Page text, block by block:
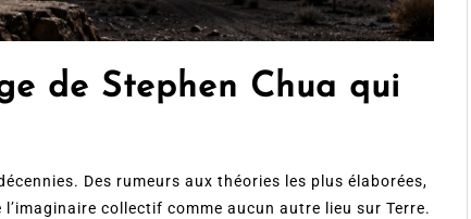
de Stephen Chua qui
Des rumeurs aux théories les plus élaborées,
collectif comme aucun autre lieu sur Terre.